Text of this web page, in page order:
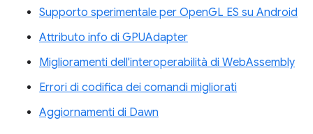
Supporto sperimentale per OpenGL ES su Android
Attributo info di GPUAdapter
Miglioramenti dell'interoperabilità di WebAssembly
Errori di codifica dei comandi migliorati
Aggiornamenti di Dawn